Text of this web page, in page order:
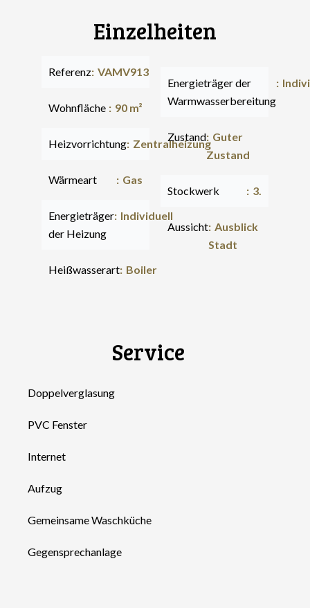
Einzelheiten
Referenz VAMV913
Wohnfläche 90 m²
Heizvorrichtung Zentralheizung
Wärmeart Gas
Energieträger
der Heizung
Individuell
Heißwasserart Boiler
Energieträger der
Warmwasserbereitung
Zustand Guter
Zustand
Stockwerk 3.
Aussicht Ausblick
Stadt
Service
Doppelverglasung
PVC Fenster
Internet
Aufzug
Gemeinsame Waschküche
Gegensprechanlage